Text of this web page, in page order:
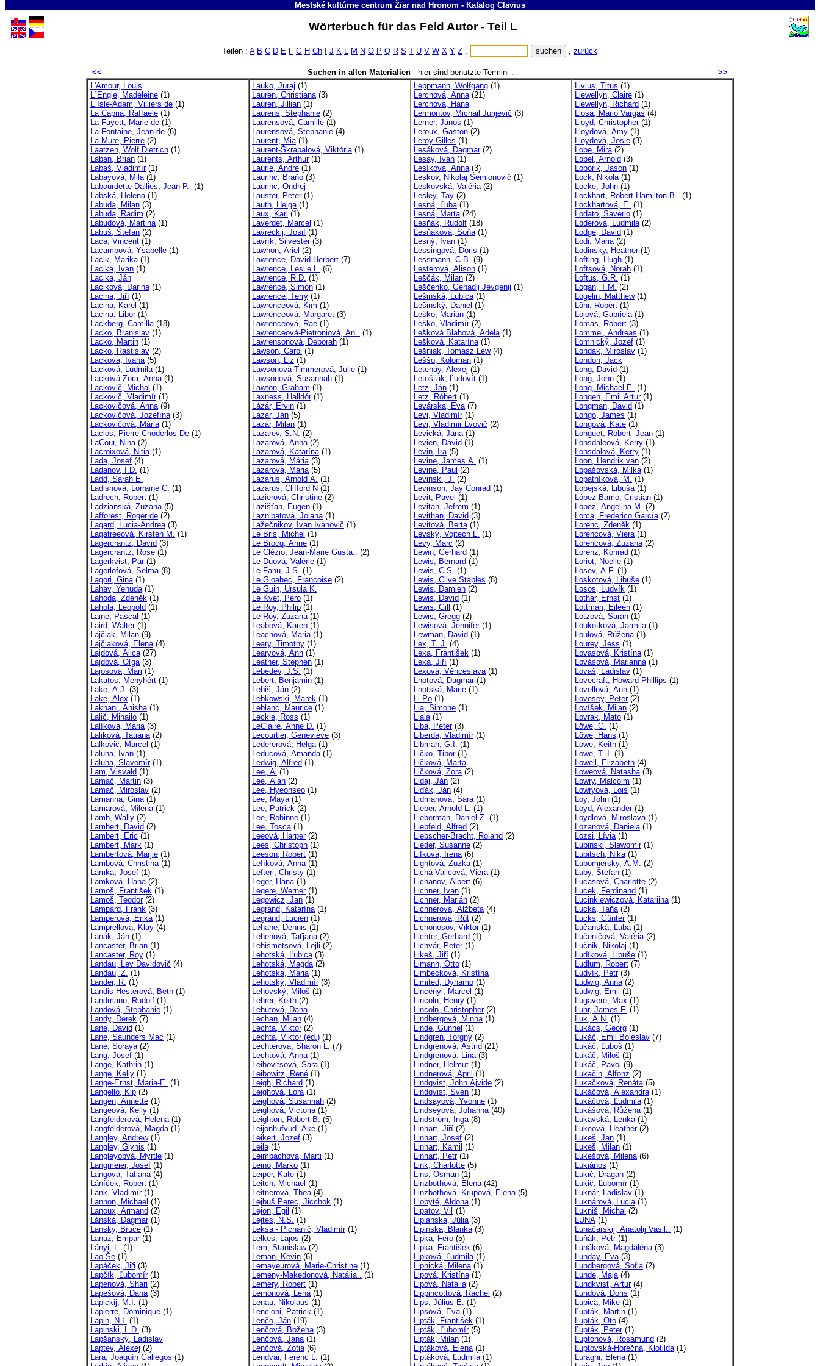
Mestské kultúrne centrum Žiar nad Hronom - Katalog Clavius
Wörterbuch für das Feld Autor - Teil L
Teilen : A B C D E F G H Ch J K L M N O P Q R S T U V W X Y Z , , zurück
<< Suchen in allen Materialien- hier sind benutzte Termini :
>>
L'Amour, Louis
L`Engle, Madeleine (1)
L`Isle-Adam, Villiers de (1)
La Capria, Raffaele (1)
La Fayett, Marie de (1)
La Fontaine, Jean de (6)
La Mure, Pierre (2)
Laatzen, Wolf Dietrich (1)
Laban, Brian (1)
Labaš, Vladimír(1)
Labayová, Mila(1)
Labourdette-Dallies, Jean-P.. (1)
Labská, Helena(1)
Labuda, Milan (3)
Labuda, Radim (2)
Labudová, Martina(1)
Labuš, Štefan (2)
Laca, Vincent (1)
Lacampová, Ysabelle (1)
Lacik, Marika(1)
Lacika, Ivan (1)
Lacika, Ján
Laciková, Darina(1)
Lacina, Jiří (1)
Lacina, Karel (1)
Lacina, Libor(1)
Läckberg, Camilla(18)
Lacko, Branislav (1)
Lacko, Martin (1)
Lacko, Rastislav (2)
Lacková, Ivana(5)
Lacková, Ľudmila(1)
Lacková-Zora, Anna(1)
Lackovič, Michal (1)
Lackovič, Vladimír(1)
Lackovičová, Anna(9)
Lackovičová, Jozefína(3)
Lackovičová, Mária(1)
Laclos, Pierre Choderlos De (1)
LaCour, Nina(2)
Lacroixová, Nitia(1)
Lada, Josef (4)
Ladanov, I.D. (1)
Ladd, Sarah E.
Ladishová, Lorraine C. (1)
Ladrech, Robert (1)
Ladzianská, Zuzana(5)
Lafforest, Roger de (2)
Lagard, Lucia-Andrea(3)
Lagatreeová, Kirsten M. (1)
Lagercrantz, David (3)
Lagercrantz, Rose (1)
Lagerkvist, Pär(1)
Lagerlöfová, Selma(8)
Lagori, Gina(1)
Lahav, Yehuda(1)
Lahoda, Zdeněk (1)
Lahola, Leopold (1)
Lainé, Pascal (1)
Laird, Walter(1)
Lajčiak, Milan (9)
Lajčiaková, Elena(4)
Lajdová, Alica(27)
Lajdová, Oľga(3)
Lajosová, Mari (1)
Lakatos, Menyhért (1)
Lake, A.J. (3)
Lake, Alex (1)
Lakhani, Anisha(1)
Lalič, Mihailo (1)
Lalíková, Mária(3)
Laliková, Tatiana(2)
Lalkovič, Marcel (1)
Laluha, Ivan (1)
Laluha, Slavomír(1)
Lam, Visvald (1)
Lamač, Martin (3)
Lamač, Miroslav (2)
Lamanna, Gina(1)
Lamarová, Milena(1)
Lamb, Wally (2)
Lambert, David (2)
Lambert, Eric (1)
Lambert, Mark (1)
Lambertová, Marjie (1)
Lambová, Christina(1)
Lamka, Josef (1)
Lamková, Hana(2)
Lamoš, František (1)
Lamoš, Teodor(2)
Lampard, Frank (3)
Lamperová, Erika(1)
Lamprellová, Klay (4)
Lanák, Ján (1)
Lancaster, Brian (1)
Lancaster, Roy (1)
Landau, Lev Davidovič (4)
Landau, Z. (1)
Lander, R. (1)
Landis Hesterová, Beth (1)
Landmann, Rudolf (1)
Landová, Stephanie (1)
Landy, Derek (7)
Lane, David (1)
Lane, Saunders Mac (1)
Lane, Soraya(2)
Lang, Josef (1)
Lange, Kathrin (1)
Lange, Kelly (1)
Lange-Ernst, Maria-E. (1)
Langello, Kip (2)
Langen, Annette (1)
Langeová, Kelly (1)
Langfelderová, Helena(1)
Langfelderová, Magda(1)
Langley, Andrew(1)
Langley, Glynis (1)
Langleyobvá, Myrtle (1)
Langmeier, Josef (1)
Langová, Tatiana(4)
Láníček, Robert (1)
Lank, Vladimír(1)
Lannon, Michael (1)
Lanoux, Armand (2)
Lánská, Dagmar(1)
Lansky, Bruce (1)
Lanuz, Empar(1)
Lányi, L. (1)
Lao Še (1)
Lapáček, Jiři (3)
Lapčík, Ľubomír(1)
Lapenová, Shari (2)
Lapešová, Dana(3)
Lapickij, M.I. (1)
Lapierre, Dominique (1)
Lapin, N.I. (1)
Lapinski, L.D. (3)
Lapšanský, Ladislav
Laptev, Alexej (2)
Lara, Joaquín Gallegos (1)
Lauko, Juraj (1)
Lauren, Christiana(3)
Lauren, Jillian (1)
Laurens, Stephanie (2)
Laurensová, Camille (1)
Laurensová, Stephanie (4)
Laurent, Mia(1)
Laurent-Škrabalová, Viktória(1)
Laurents, Arthur(1)
Laurie, André (1)
Laurinc, Braňo (3)
Laurinc, Ondrej
Lauster, Peter(1)
Lauth, Helga(1)
Laux, Karl (1)
Laverdet, Marcel (1)
Lavreckij, Josif (1)
Lavrík, Silvester(3)
Lawhon, Ariel (2)
Lawrence, David Herbert (7)
Lawrence, Leslie L. (6)
Lawrence, R.D. (1)
Lawrence, Simon (1)
Lawrence, Terry (1)
Lawrenceová, Kim (1)
Lawrenceová, Margaret (3)
Lawrenceová, Rae (1)
Lawrenceová-Pietroniová, An.. (1)
Lawrensonová, Deborah (1)
Lawson, Carol (1)
Lawson, Liz (1)
Lawsonová Timmerová, Julie (1)
Lawsonová, Susannah (1)
Lawton, Graham (1)
Laxness, Halldór(1)
Lázár, Ervin (1)
Lazar, Ján (5)
Lazár, Milan (1)
Lazarev, S.N. (2)
Lazarová, Anna(2)
Lazarová, Katarína(1)
Lazarová, Mária(3)
Lazárová, Mária(5)
Lazarus, Arnold A. (1)
Lazarus, Clifford N (1)
Lazierová, Christine (2)
Lazišťan, Eugen (1)
Laznibatová, Jolana(1)
Lažečnikov, Ivan Ivanovič (1)
Le Bris, Michel (1)
Le Brocq, Anne (1)
Le Clézio, Jean-Marie Gusta.. (2)
Le Duová, Valérie (1)
Le Fanu, J.S. (1)
Le Gloahec, Francoise (2)
Le Guin, Ursula K.
Le Kvet, Pero (1)
Le Roy, Philip (1)
Le Roy, Zuzana(1)
Leabová, Karen (1)
Leachová, Maria(1)
Leary, Timothy (1)
Learyová, Ann (1)
Leather, Stephen (1)
Lebedev, J.S. (1)
Lebert, Benjamin (1)
Lebiš, Ján (2)
Lebkowski, Marek (1)
Leblanc, Maurice (1)
Leckie, Ross (1)
LeClaire, Anne D. (1)
Lecourtier, Geneviéve (3)
Ledererová, Helga(1)
Leducová, Amanda(1)
Ledwig, Alfred (1)
Lee, Al (1)
Lee, Alan (2)
Lee, Hyeonseo (1)
Lee, Maya(1)
Lee, Patrick (2)
Lee, Robinne (1)
Lee, Tosca(1)
Leeová, Harper(2)
Lees, Christoph (1)
Leeson, Robert (1)
Lefíková, Anna(1)
Lefteri, Christy (1)
Leger, Hana(1)
Legere, Werner(1)
Legowicz, Jan (1)
Legrand, Katarína(1)
Legrand, Lucien (1)
Lehane, Dennis (1)
Lehenová, Taťjana(2)
Lehismetsová, Lejli (2)
Lehotská, Ľubica(3)
Lehotská, Magda(2)
Lehotská, Mária(1)
Lehotský, Vladimír(3)
Lehovský, Miloš (1)
Lehrer, Keith (2)
Lehutová, Dana
Lechan, Milan (4)
Lechta, Viktor(2)
Lechta, Viktor (ed.) (1)
Lechterová, Sharon L. (7)
Lechtová, Anna(1)
Leibovitsová, Sara(1)
Leibowitz, René (1)
Leigh, Richard (1)
Leighová, Lora(1)
Leighová, Susannah (2)
Leighová, Victoria(1)
Leighton, Robert B. (5)
Leijonhufvud, Ake (1)
Leikert, Jozef (3)
Leila(1)
Leimbachová, Marti (1)
Leino, Marko (1)
Leiper, Kate (1)
Leitch, Michael (1)
Leitnerová, Thea(4)
Lejbuš Perec, Jicchok (1)
Lejon, Egil (1)
Lejtes, N.S. (1)
Leksa - Pichanič, Vladimír(1)
Lelkes, Lajos (2)
Lem, Stanislaw(2)
Leman, Kevin (6)
Lemayeurová, Marie-Christine (1)
Lemeny-Makedonová, Natália.. (1)
Lemery, Robert (1)
Lemonová, Lena(1)
Lenau, Nikolaus (1)
Lencioni, Patrick (1)
Lenčo, Ján (19)
Lenčová, Božena(3)
Lenčová, Jana(1)
Lenčová, Žofia(6)
Lendvai, Ferenc L. (1)
Leppmann, Wolfgang (1)
Lerchová, Anna(21)
Lerchová, Hana
Lermontov, Michail Jurijevič (3)
Lerner, János (1)
Leroux, Gaston (2)
Leroy Gilles (1)
Lesáková, Dagmar(2)
Lesay, Ivan (1)
Lesíková, Anna(3)
Leskov, Nikolaj Semionovič (1)
Leskovská, Valéria(2)
Lesley, Tay (2)
Lesná, Ľuba(1)
Lesná, Marta(24)
Lesňák, Rudolf (18)
Lesňáková, Soňa(1)
Lesný, Ivan (1)
Lessingová, Doris (1)
Lessmann, C.B. (9)
Lesterová, Alison (1)
Leščák, Milan (2)
Leščenko, Genadij Jevgenij (1)
Lešinská, Ľubica(1)
Lešinský, Daniel (1)
Leško, Marián (1)
Leško, Vladimír(2)
Lešková Blahová, Adela(1)
Lešková, Katarína(1)
Lešniak, Tomasz Lew(4)
Leššo, Koloman (1)
Letenay, Alexej (1)
Letošťák, Ľudovít (1)
Letz, Ján (1)
Letz, Róbert (1)
Levárska, Eva(7)
Levi, Vladimír(1)
Levi, Vladimir Ľvovič (2)
Levická, Jana(1)
Levien, Dávid (1)
Levin, Ira(5)
Levine, James A. (1)
Levine, Paul (2)
Levinski, J. (2)
Levinson, Jay Conrad (1)
Levit, Pavel (1)
Levitan, Jefrem (1)
Levithan, David (3)
Levitová, Berta(1)
Levský, Vojtech L. (1)
Levy, Marc (2)
Lewin, Gerhard (1)
Lewis, Bernard (1)
Lewis, C.S. (1)
Lewis, Clive Staples (8)
Lewis, Damien (2)
Lewis, David (1)
Lewis, Gill
(1)
Lewis, Gregg (2)
Lewisová, Jennifer(1)
Lewman, David (1)
Lex, T. J. (4)
Lexa, František (1)
Lexa, Jiří (1)
Lexová, Věnceslava(1)
Lhotová, Dagmar(1)
Lhotská, Marie (1)
Li Po (1)
Lia, Simone (1)
Liala(1)
Liba, Peter(3)
Liberda, Vladimír(1)
Libman, G.I. (1)
Ličko, Tibor(1)
Ličková, Marta
Ličková, Zora(2)
Lidaj, Ján (2)
Liďák, Ján (4)
Lidmanová, Sara(1)
Lieber, Arnold L. (1)
Lieberman, Daniel Z. (1)
Liebfeld, Alfred (2)
Liebscher-Bracht, Roland (2)
Lieder, Susanne (2)
Lifková, Irena(6)
Lightová, Zuzka(1)
Lichá Valicová, Viera(1)
Lichanov, Albert (6)
Lichner, Ivan (1)
Lichner, Marián (2)
Lichnerová, Alžbeta(4)
Lichnerová, Rút (2)
Lichonosov, Viktor(1)
Lichter, Gerhard (1)
Lichvár, Peter(1)
Likeš, Jiří (1)
Limann, Otto (1)
Limbecková, Kristína
Limited, Dynamo (1)
Lincényi, Marcel (1)
Lincoln, Henry (1)
Lincoln, Christopher(2)
Lindbergová, Minna(1)
Linde, Gunnel (1)
Lindgren, Torgny (2)
Lindgrenová, Astrid (21)
Lindgrenová. Lina(3)
Lindner, Helmut (1)
Lindnerová, April (1)
Lindqvist, John Ajvide (2)
Lindqvist, Sven (1)
Lindsayová, Yvonne (1)
Lindseyová, Johanna(40)
Lindström, Inga(8)
Linhart, Jiří (2)
Linhart, Josef (2)
Linhart, Kamil (1)
Linhart, Petr(1)
Link, Charlotte (5)
Lins, Osman (1)
Linzbothová, Elena(42)
Linzbothová- Krupová, Elena(5)
Liobyté, Aldona(1)
Lipatov, Viľ (1)
Lipianska, Júlia(3)
Lipińska, Blanka(3)
Lipka, Fero (5)
Lipka, František (6)
Lipková, Ľudmila(1)
Lipnická, Milena(1)
Lipová, Kristína(1)
Lipová, Natália(2)
Lippincottová, Rachel (2)
Lips, Július E. (1)
Lipsová, Eva(1)
Lipták, František (1)
Lipták, Ľubomír(5)
Lipták, Milan (1)
Liptáková, Elena(1)
Liptáková, Ľudmila(1)
Livius, Titus (1)
Llewellyn, Claire (1)
Llewellyn, Richard (1)
Llosa, Mario Vargas (4)
Lloyd, Christopher(1)
Lloydová, Amy (1)
Lloydová, Josie (3)
Lobe, Mira(2)
Lobel, Arnold (3)
Loborik, Jason (1)
Lock, Nikola(1)
Locke, John (1)
Lockhart, Robert Hamilton B.. (1)
Lockhartová, E. (1)
Lodato, Saverio (1)
Loderová, Ludmila(2)
Lodge, David (1)
Lodi, Maria(2)
Lodinsky, Heather(1)
Lofting, Hugh (1)
Loftsová, Norah (1)
Loftus, G.R. (1)
Logan, T.M. (2)
Logelin, Matthew(1)
Löhr, Robert (1)
Lojová, Gabriela(1)
Lomas, Robert (3)
Lommel, Andreas (1)
Lomnický, Jozef (1)
Londák, Miroslav (1)
London, Jack
Long, David (1)
Long, John (1)
Long, Michael E. (1)
Longen, Emil Artur(1)
Longman, David (1)
Longo, James (1)
Longová, Kate (1)
Longuet, Robert- Jean (1)
Lonsdaleová, Kerry (1)
Lonsdalová, Kerry (1)
Loon, Hendrik van (2)
Lopašovská, Milka(1)
Lopatníková, M. (1)
Lopejská, Libuša(1)
López Barrio, Cristian (1)
Lopez, Angelina M. (2)
Lorca, Frederico García(2)
Lorenc, Zdeněk (1)
Lorencová, Viera(1)
Lorencová, Zuzana(2)
Lorenz, Konrad (1)
Loriot, Noelle (1)
Losev, A.F. (1)
Loskotová, Libuše (1)
Losos, Ludvík (1)
Lothar, Ernst (1)
Lottman, Eileen (1)
Lotzová, Sarah (1)
Loukotková, Jarmila(1)
Loulová, Růžena(1)
Lourey, Jess (1)
Lovasová, Kristína(1)
Lovásová, Marianna(1)
Lovaš, Ladislav (1)
Lovecraft, Howard Phillips (1)
Lovellová, Ann (1)
Lovesey, Peter(2)
Lovíšek, Milan (2)
Lovrak, Mato (1)
Löwe, G. (1)
Löwe, Hans (1)
Lowe, Keith (1)
Lowe, T. I. (1)
Lowell, Elizabeth (4)
Loweová, Natasha(3)
Lowry, Malcolm (1)
Lowryová, Lois (1)
Loy, John (1)
Loyd, Alexander(1)
Loydlová, Miroslava(1)
Lozanová, Daniela(1)
Lozsi, Lívia(1)
Lubinski, Slawomir(1)
Lubitsch, Nika(1)
Ľubomiersky, A.M. (2)
Luby, Štefan (1)
Lucasová, Charlotte (2)
Lucek, Ferdinand (1)
Lucinkiewiczová, Katariina(1)
Lucká, Taňa(2)
Lucks, Günter(1)
Lučanská, Ľuba(1)
Lučeničová, Valéria(2)
Lučnik, Nikolaj (1)
Ludíková, Libuše (1)
Ludlum, Robert (7)
Ludvík, Petr(3)
Ludwig, Anna(2)
Ludwig, Emil (1)
Lugavere, Max (1)
Luhr, James F. (1)
Luk, A.N. (1)
Lukács, Georg (1)
Lukáč, Emil Boleslav (7)
Lukáč, Ľuboš (1)
Lukáč, Miloš (1)
Lukáč, Pavol (9)
Lukačin, Alfonz (2)
Lukačková, Renáta(5)
Lukáčová, Alexandra(1)
Lukáčová, Ľudmila(1)
Lukášová, Růžena(1)
Lukavská, Lenka(1)
Lukeová, Heather(2)
Lukeš, Jan (1)
Lukeš, Milan (1)
Lukešová, Milena(6)
Lúkiános (1)
Lukič, Dragan (2)
Lukič, Ľubomír(1)
Luknár, Ladislav (1)
Luknárová, Lucia(1)
Lukniš, Michal (2)
LUNA (1)
Lunačarskij, Anatolij Vasil.. (1)
Luňák, Petr(1)
Lunáková, Magdaléna(3)
Lunday, Eva(3)
Lundbergová, Sofia(2)
Lunde, Maja(4)
Lundkvist, Artur(4)
Lundová, Doris (1)
Lupica, Mike (1)
Ľupták, Martin (1)
Lupták, Oto (4)
Ľupták, Peter(1)
Luptonová, Rosamund (2)
Luptovská-Horečná, Klotilda(1)
Luraghi, Elena(1)